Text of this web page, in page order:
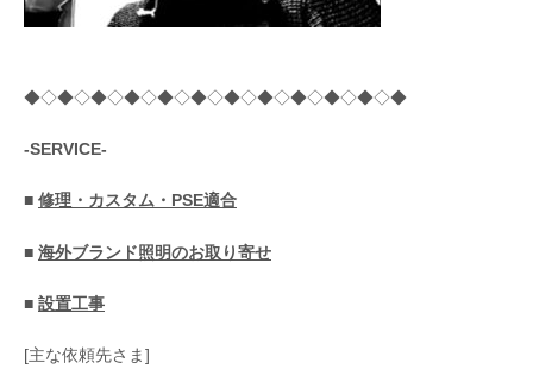
◆◇◆◇◆◇◆◇◆◇◆◇◆◇◆◇◆◇◆◇◆◇◆
-SERVICE-
■ 修理・カスタム・PSE適合
■ 海外ブランド照明のお取り寄せ
■ 設置工事
[主な依頼先さま]